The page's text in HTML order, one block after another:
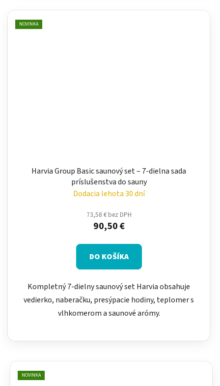
NOVINKA
Harvia Group Basic saunový set – 7-dielna sada
príslušenstva do sauny
Dodacia lehota 30 dní
73,58 € bez DPH
90,50 €
DO KOŠÍKA
Kompletný 7-dielny saunový set Harvia obsahuje
vedierko, naberačku, presýpacie hodiny, teplomer s
vlhkomerom a saunové arómy.
NOVINKA